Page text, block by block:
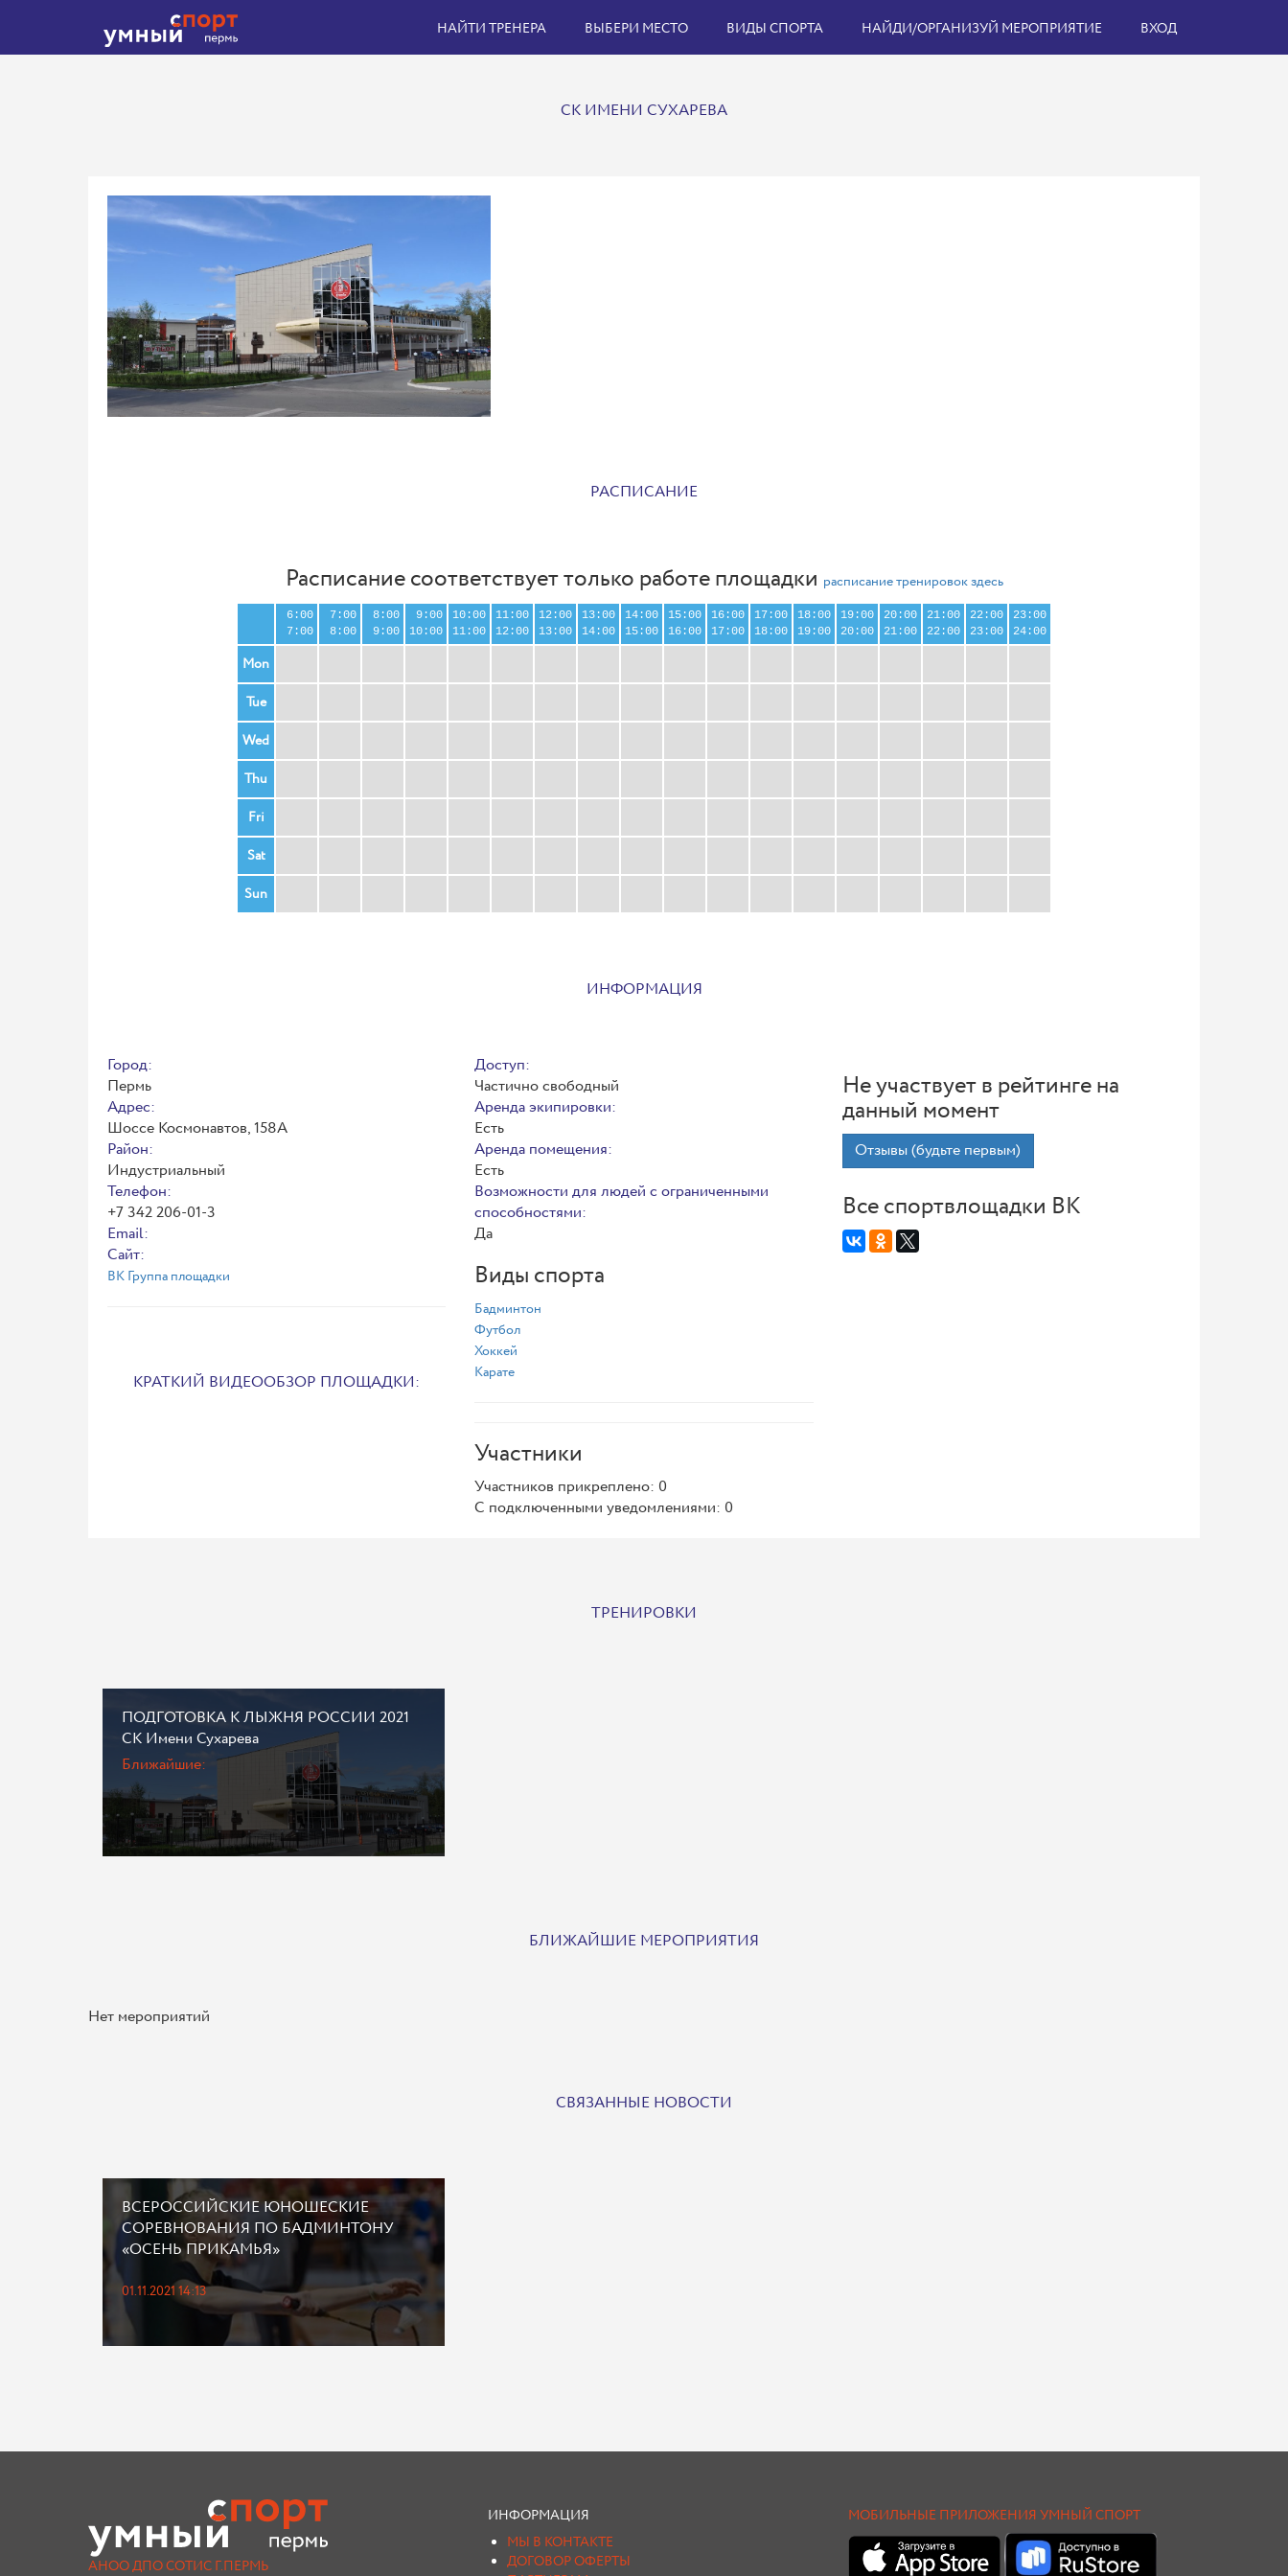
НАЙТИ ТРЕНЕРА ВЫБЕРИ МЕСТО ВИДЫ СПОРТА НАЙДИ/ОРГАНИЗУЙ МЕРОПРИЯТИЕ ВХОД
СК ИМЕНИ СУХАРЕВА
РАСПИСАНИЕ
Расписание соответствует только работе площадки расписание тренировок здесь
6:00
7:00
7:00
8:00
8:00
9:00
9:00
10:00
10:00
11:00
11:00
12:00
12:00
13:00
13:00
14:00
14:00
15:00
15:00
16:00
16:00
17:00
17:00
18:00
18:00
19:00
19:00
20:00
20:00
21:00
21:00
22:00
22:00
23:00
23:00
24:00
Mon
Tue
Wed
Thu
Fri
Sat
Sun
ИНФОРМАЦИЯ
Город:
Пермь
Адрес:
Шоссе Космонавтов, 158А
Район:
Индустриальный
Телефон:
+7 342 206‑01-3
Email:
Сайт:
ВК Группа площадки
КРАТКИЙ ВИДЕООБЗОР ПЛОЩАДКИ:
Доступ:
Частично свободный
Аренда экипировки:
Есть
Аренда помещения:
Есть
Возможности для людей с ограниченными
способностями:
Да
Виды спорта
Бадминтон
Футбол
Хоккей
Карате
Участники
Участников прикреплено: 0
С подключенными уведомлениями: 0
Не участвует в рейтинге на
данный момент
Отзывы (будьте первым)
Все спортвлощадки ВК
ТРЕНИРОВКИ
ПОДГОТОВКА К ЛЫЖНЯ РОССИИ 2021
СК Имени Сухарева
Ближайшие:
БЛИЖАЙШИЕ МЕРОПРИЯТИЯ
Нет мероприятий
СВЯЗАННЫЕ НОВОСТИ
ВСЕРОССИЙСКИЕ ЮНОШЕСКИЕ
СОРЕВНОВАНИЯ ПО БАДМИНТОНУ
«ОСЕНЬ ПРИКАМЬЯ»
01.11.2021 14:13
АНОО ДПО СОТИС Г.ПЕРМЬ
ИНФОРМАЦИЯ
МЫ В КОНТАКТЕ
ДОГОВОР ОФЕРТЫ
МОБИЛЬНЫЕ ПРИЛОЖЕНИЯ УМНЫЙ СПОРТ